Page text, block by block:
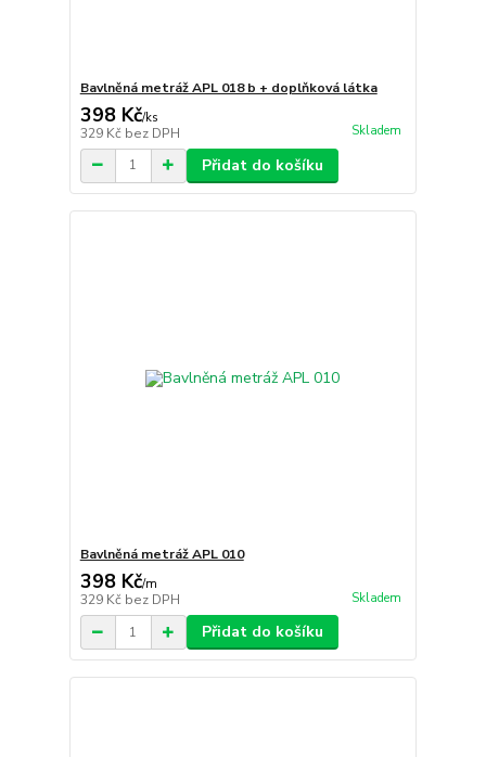
Bavlněná metráž APL 018 b + doplňková látka
398 Kč/ks
329 Kč bez DPH Skladem
Přidat do košíku
Bavlněná metráž APL 010
398 Kč/m
329 Kč bez DPH Skladem
Přidat do košíku